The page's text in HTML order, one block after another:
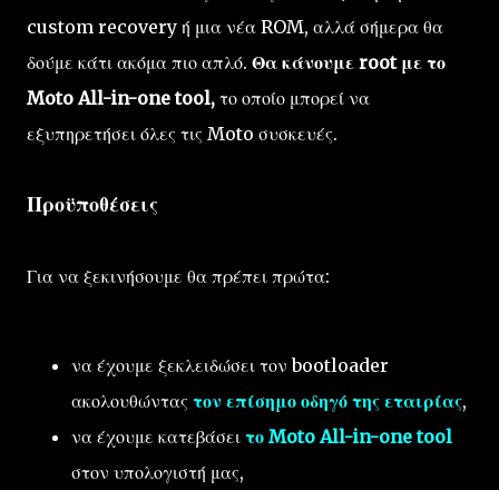
custom recovery ή μια νέα ROM, αλλά σήμερα θα
δούμε κάτι ακόμα πιο απλό. Θα κάνουμε root με το
Moto All-in-one tool, το οποίο μπορεί να
εξυπηρετήσει όλες τις Moto συσκευές.
Προϋποθέσεις
Για να ξεκινήσουμε θα πρέπει πρώτα:
να έχουμε ξεκλειδώσει τον bootloader
ακολουθώντας τον επίσημο οδηγό της εταιρίας,
να έχουμε κατεβάσει το Moto All-in-one tool
στον υπολογιστή μας,